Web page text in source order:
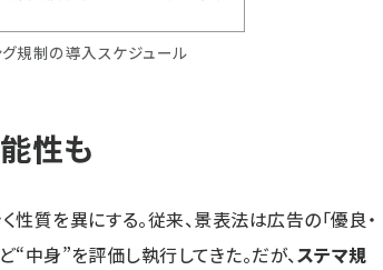
規制の導入スケジュール
性も
質を異にする。従来、景表法は広告の「優良・
中身”を評価し執行してきた。だが、ステマ規